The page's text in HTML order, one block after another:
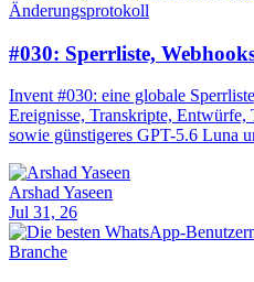
Änderungsprotokoll
#030: Sperrliste,
Invent #030: eine globale
Ereignisse, Transkripte, Entwürfe,
sowie günstigeres GPT-5.6 Luna
Arshad Yaseen
Jul 31, 26
Branche